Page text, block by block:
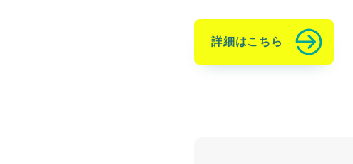
詳細はこちら